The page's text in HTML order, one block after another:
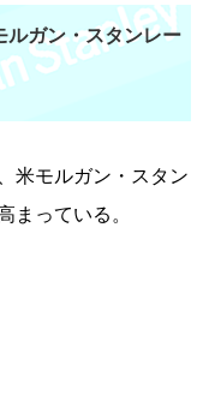
ルガン・スタンレー
米モルガン・スタン
まっている。